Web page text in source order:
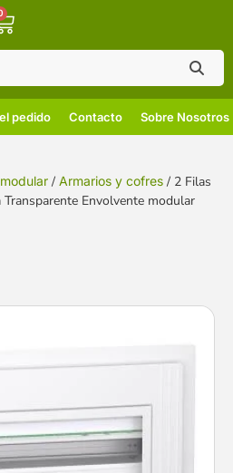
pedido Contacto Sobre Nosotros
/ Armarios y cofres / 2 Filas
Envolvente modular